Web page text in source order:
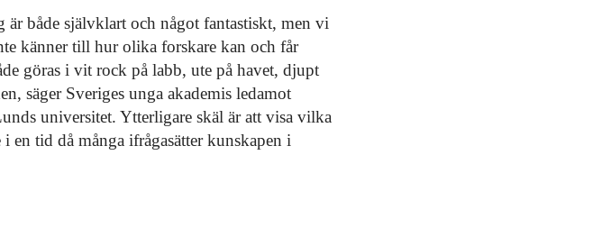
både självklart och något fantastiskt, men vi
känner till hur olika forskare kan och får
göras i vit rock på labb, ute på havet, djupt
säger Sveriges unga akademis ledamot
universitet. Ytterligare skäl är att visa vilka
en tid då många ifrågasätter kunskapen i